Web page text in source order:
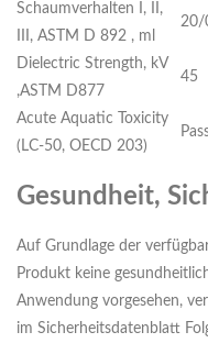
Schaumverhalten I, II,
III, ASTM D 892 , ml
20/
Dielectric Strength, kV
,ASTM D877
45
Acute Aquatic Toxicity
(LC-50, OECD 203)
Gesundheit,
Auf Grundlage der
Produkt keine
Anwendung vorgesehen,
im Sicherheitsdatenblatt